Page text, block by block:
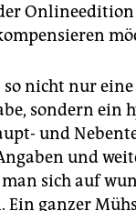
Onlineedition
nicht nur
sondern ein
und
und
sich auf
ganzer